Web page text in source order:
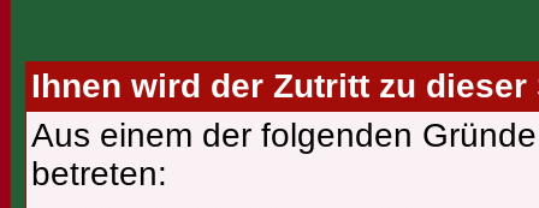
Ihnen wird der Zutritt zu dieser
Aus einem der folgenden
betreten: